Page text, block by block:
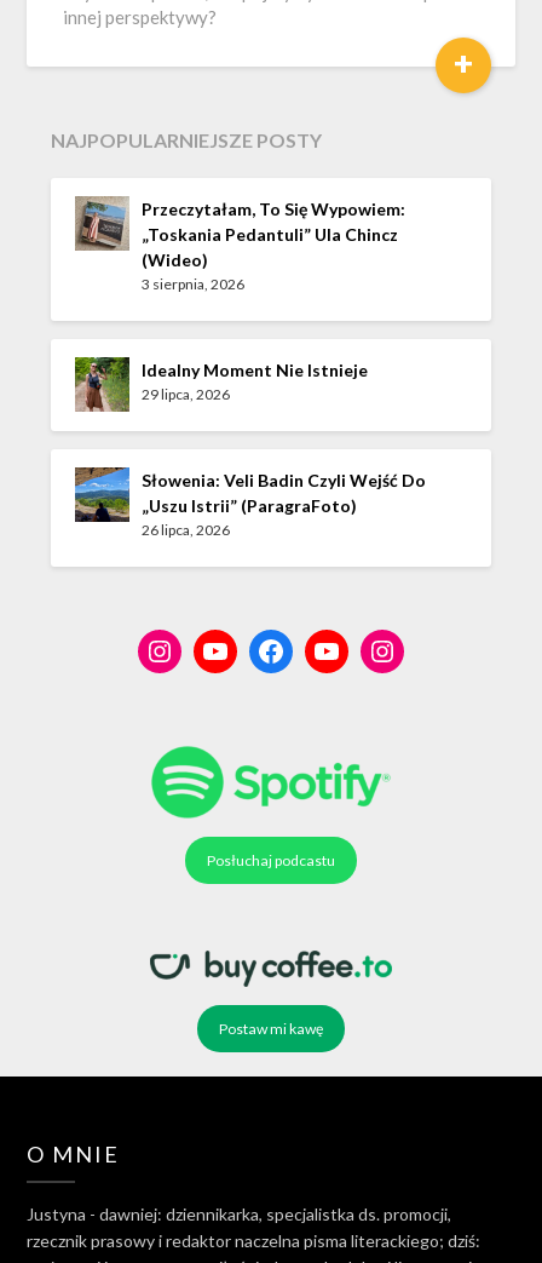
innej perspektywy?
+
NAJPOPULARNIEJSZE POSTY
Przeczytałam, To Się Wypowiem:
„Toskania Pedantuli” Ula Chincz
(wideo)
3 sierpnia, 2026
Idealny Moment Nie Istnieje
29 lipca, 2026
Słowenia: Veli Badin Czyli Wejść Do
„Uszu Istrii” (ParagraFoto)
26 lipca, 2026
Posłuchaj podcastu
Postaw mi kawę
O MNIE
Justyna - dawniej: dziennikarka, specjalistka ds. promocji,
rzecznik prasowy i redaktor naczelna pisma literackiego; dziś: